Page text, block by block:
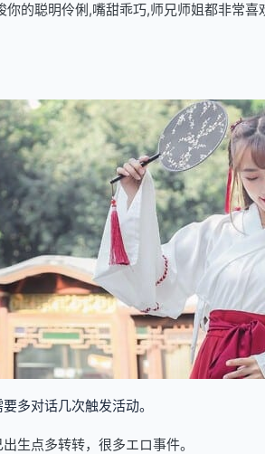
的聪明伶俐,嘴甜乖巧,师兄师姐都非常
多对话几次触发活动。
生点多转转，很多エロ事件。